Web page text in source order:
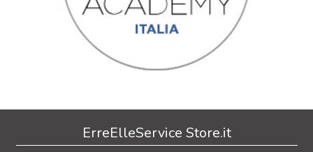
ErreElleService Store.it